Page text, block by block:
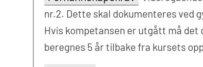
nr.2. Dette skal dokumenteres ved
Hvis kompetansen er utgått må
beregnes 5 år tilbake fra kursets